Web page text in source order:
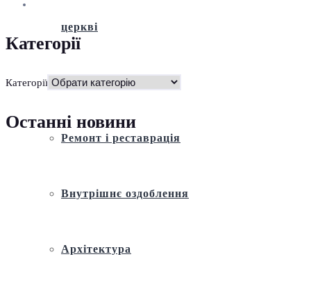
церкві
Історія
Ремонт і реставрація
Внутрішнє оздоблення
Архітектура
Категорії
Категорії
Останні новини